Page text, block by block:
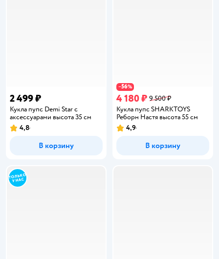
2 499 ₽
Кукла пупс Demi Star с
аксессуарами высота 35 см
Рейтинг:
4,8
В корзину
−56%
4 180 ₽ 9 500 ₽
Кукла пупс SHARKTOYS
Реборн Настя высота 55 см
Рейтинг:
4,9
В корзину